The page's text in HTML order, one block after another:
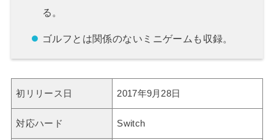
る。
ゴルフとは関係のないミニゲームも収録。
初リリース日 2017年9月28日
対応ハード Switch